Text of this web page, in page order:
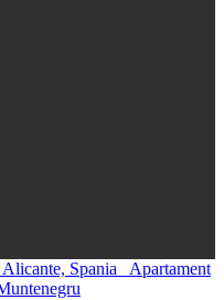
Spania
Apartament